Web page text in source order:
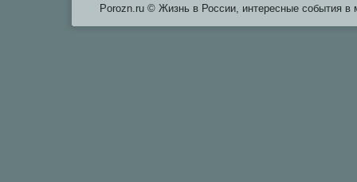
Porozn.ru © Жизнь в России, интересные события в